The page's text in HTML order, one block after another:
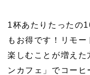
1杯あたりたったの
もお得です！リモ
楽しむことが増えた
ンカフェ」でコーヒ